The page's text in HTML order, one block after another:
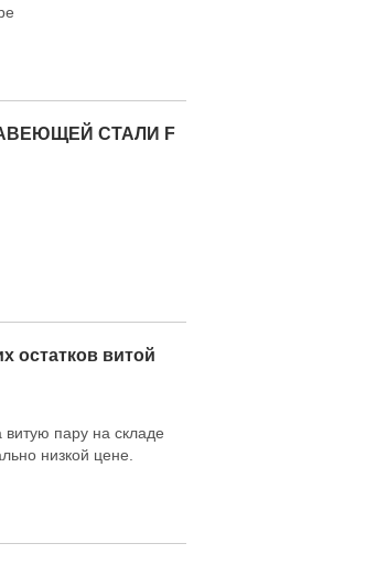
СТАЛИ F
остатков витой
пару на складе
низкой цене.